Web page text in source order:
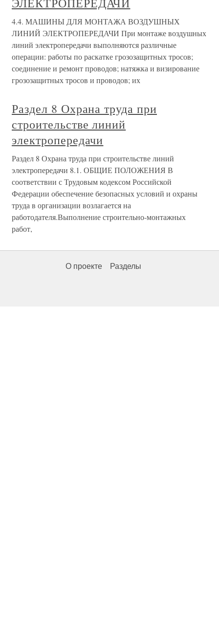
4.4. МАШИНЫ ДЛЯ МОНТАЖА ВОЗДУШНЫХ
ЛИНИЙ ЭЛЕКТРОПЕРЕДАЧИ При монтаже воздушных
линий электропередачи выполняются различные
операции: работы по раскатке грозозащитных тросов;
соединение и ремонт проводов; натяжка и визирование
грозозащитных тросов и проводов; их
Раздел 8 Охрана труда при
строительстве линий
электропередачи
Раздел 8 Охрана труда при строительстве линий
электропередачи 8.1. ОБЩИЕ ПОЛОЖЕНИЯ В
соответствии с Трудовым кодексом Российской
Федерации обеспечение безопасных условий и охраны
труда в организации возлагается на
работодателя.Выполнение строительно-монтажных
работ,
О проекте Разделы